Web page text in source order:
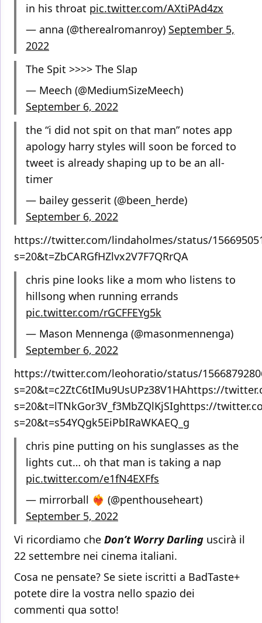
in his throat pic.twitter.com/AXtiPAd4zx
— anna (@therealromanroy) September 5,
2022
The Spit >>>> The Slap
— Meech (@MediumSizeMeech)
September 6, 2022
the “i did not spit on that man” notes app
apology harry styles will soon be forced to
tweet is already shaping up to be an all-
timer
— bailey gesserit (@been_herde)
September 6, 2022
https://twitter.com/lindaholmes/status/
s=20&t=ZbCARGfHZlvx2V7F7QRrQA
chris pine looks like a mom who listens to
hillsong when running errands
pic.twitter.com/rGCFFEYg5k
— Mason Mennenga (@masonmennenga)
September 6, 2022
https://twitter.com/leohoratio/status/
s=20&t=c2ZtC6tIMu9UsUPz38V1HAhttps://
s=20&t=lTNkGor3V_f3MbZQlKjSIghttps://
s=20&t=s54YQgk5EiPbIRaWKAEQ_g
chris pine putting on his sunglasses as the
lights cut… oh that man is taking a nap
pic.twitter.com/e1fN4EXFfs
— mirrorball ❤️‍🔥 (@penthouseheart)
September 5, 2022
Vi ricordiamo che Don’t Worry Darling uscirà il
22 settembre nei cinema italiani.
Cosa ne pensate? Se siete iscritti a BadTaste+
potete dire la vostra nello spazio dei
commenti qua sotto!